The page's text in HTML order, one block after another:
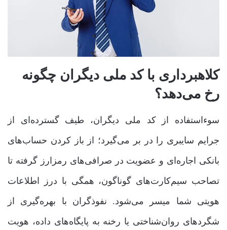
کلاهبرداری با کد ملی دیگران چگونه
رخ می‌دهد؟
سوءاستفاده از کد ملی دیگران، طیف گسترده‌ای از
جرایم سایبری را در بر می‌گیرد؛ از باز کردن حساب‌های
بانکی اجاره‌ای و عضویت در صرافی‌های رمزارز گرفته تا
تصاحب سیم‌کارت‌های گوناگون، همگی با درز اطلاعات
هویتی شما میسر می‌شود. نفوذگران با بهره‌گیری از
شگردهای روان‌شناختی یا رخنه به پایگاه‌های داده، هویت